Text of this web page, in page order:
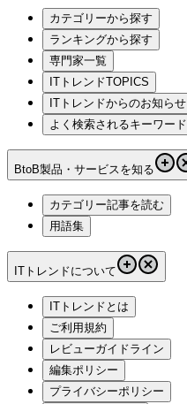
カテゴリーから探す
ランキングから探す
専門家一覧
ITトレンドTOPICS
ITトレンドからのお知らせ
よく検索されるキーワード
BtoB製品・サービスを知る
カテゴリー記事を読む
用語集
ITトレンドについて
ITトレンドとは
ご利用規約
レビューガイドライン
編集ポリシー
プライバシーポリシー